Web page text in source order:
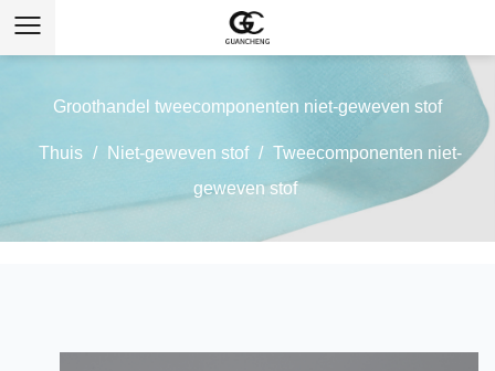
Groothandel tweecomponenten niet-geweven stof
Thuis / Niet-geweven stof / Tweecomponenten niet-
geweven stof